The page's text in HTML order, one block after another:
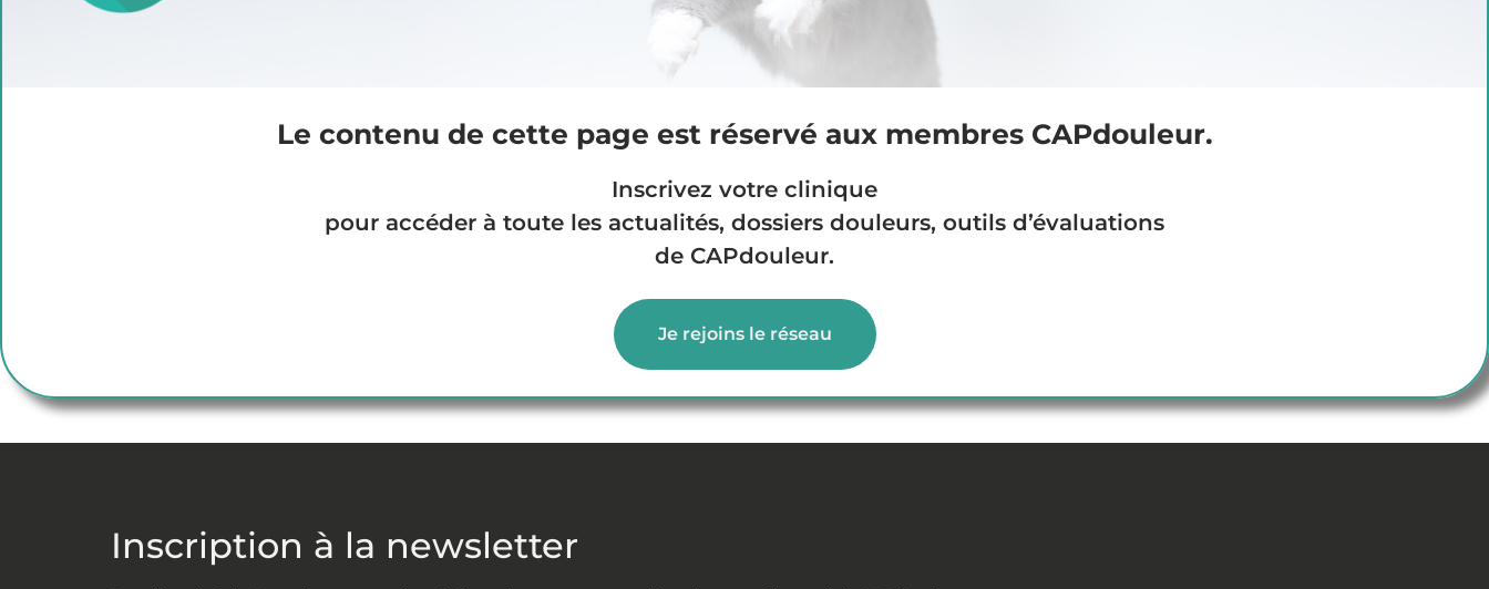
Vétérinaire – Agir
concrètement pour améliorer
VEILLE SCIENTIFIQUE
Le contenu de cette page est réservé aux membres CAPdouleur.
Inscrivez votre clinique
pour accéder à toute les actualités, dossiers douleurs, outils d’évaluations
de CAPdouleur.
Je rejoins le réseau
Inscription à la newsletter